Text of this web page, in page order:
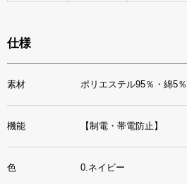
仕様
素材 ポリエステル95％・綿5
機能 【制電・帯電防止】
色 0.ネイビー